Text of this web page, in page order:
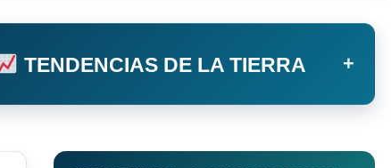
TENDENCIAS DE LA TIERRA +